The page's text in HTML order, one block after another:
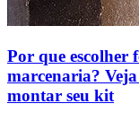
Por que escolher
marcenaria?
montar seu kit